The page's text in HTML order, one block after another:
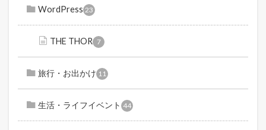
WordPress 23
THE THOR 7
旅行・お出かけ 11
生活・ライフイベント 44